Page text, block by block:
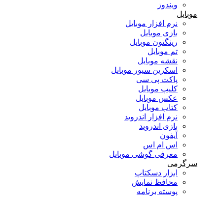
ویندوز
موبایل
نرم افزار موبایل
بازی موبایل
رینگتون موبایل
تم موبایل
نقشه موبایل
اسکرین سیور موبایل
پاکت پی سی
کلیپ موبایل
عکس موبایل
کتاب موبایل
نرم افزار اندروید
بازی اندروید
آیفون
اس ام اس
معرفی گوشی موبایل
سرگرمی
ابزار دسکتاپ
محافظ نمایش
پوسته برنامه